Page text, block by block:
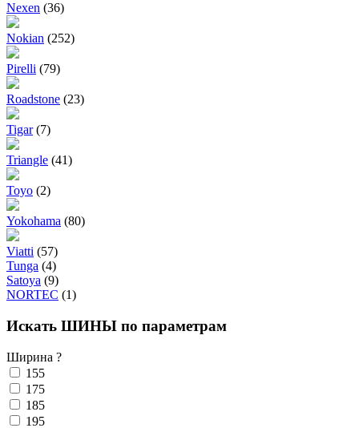
Nexen (36)
Nokian (252)
Pirelli (79)
Roadstone (23)
Tigar (7)
Triangle (41)
Toyo (2)
Yokohama (80)
Viatti (57)
Tunga (4)
Satoya (9)
NORTEC (1)
Искать ШИНЫ по параметрам
Ширина ?
155
175
185
195